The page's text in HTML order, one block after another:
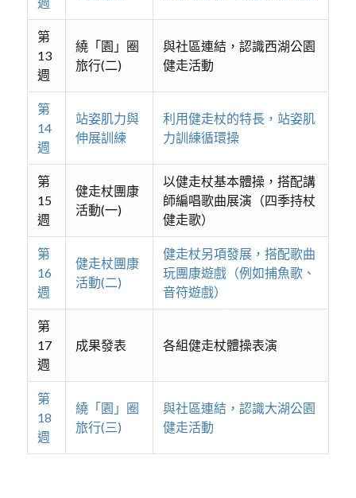
第
13
週
繞「園」圈
旅行(二)
與社區連結，認識西湖公園
健走活動
第
14
週
站姿肌力與
伸展訓練
利用健走杖的特長，站姿肌
力訓練循環操
第
15
週
健走杖團康
活動(一)
以健走杖基本體操，搭配講
師編唱歌曲展演（四季持杖
健走歌）
第
16
週
健走杖團康
活動(二)
健走杖另項發展，搭配歌曲
玩團康遊戲（例如捕魚歌、
音符遊戲）
第
17
週
成果發表 各組健走杖體操表演
第
18
週
繞「園」圈
旅行(三)
與社區連結，認識大湖公園
健走活動